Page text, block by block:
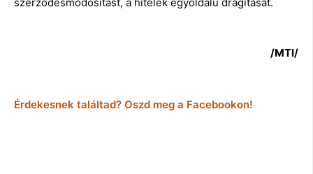
/MTI/
Érdekesnek találtad? Oszd meg a Facebookon!